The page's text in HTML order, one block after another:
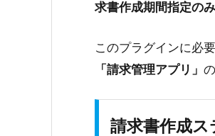
求書作成期間指定のみ
このプラグインに必
「請求管理アプリ」
請求書作成